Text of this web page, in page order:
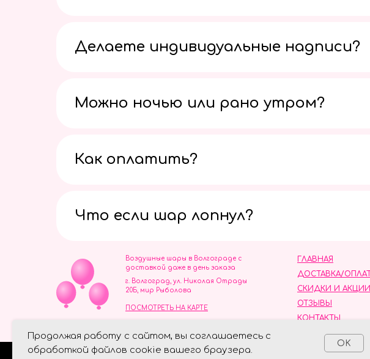
Продолжая работу с сайтом, вы соглашаетесь с
обработкой файлов cookie вашего браузера.
OK
Делаете индивидуальные надписи?
Можно ночью или рано утром?
Как оплатить?
Что если шар лопнул?
ОТЗЫВЫ
ГЛАВНАЯ
ДОСТАВКА/
СКИДКИ И АКЦИИ
КОНТАКТЫ
Воздушные шары в Волгограде с
доставкой даже в день заказа
г. Волгоград, ул. Николая Отрады
20Б, мир Рыболова
ПОСМОТРЕТЬ НА КАРТЕ
ИНН 344110093739
Политика обработки персональных данных